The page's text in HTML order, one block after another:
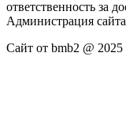
ответственность за
Администрация сайта
Сайт от bmb2 @ 2025